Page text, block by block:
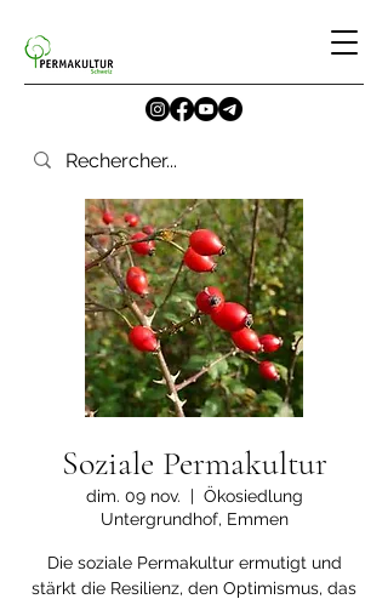
Soziale Permakultur
dim. 09 nov.
  |
Ökosiedlung
Untergrundhof, Emmen
Die soziale Permakultur ermutigt und
stärkt die Resilienz, den Optimismus, das